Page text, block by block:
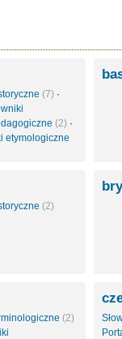
(7) ·
(2) ·
etymologiczne
(2)
(2)